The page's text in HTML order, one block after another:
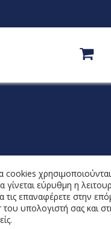
εύρυθμη η
τις επαναφέρετε στην
υπολογιστή σας και